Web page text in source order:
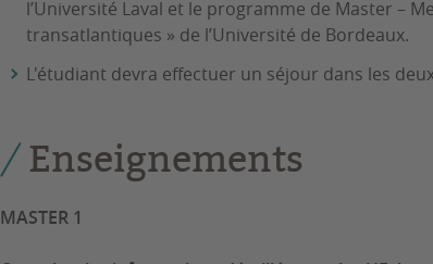
l’Université Laval et le programme de Master –
transatlantiques » de l’Université de Bordeaux.
L'étudiant devra effectuer un séjour dans les
Enseignements
MASTER 1